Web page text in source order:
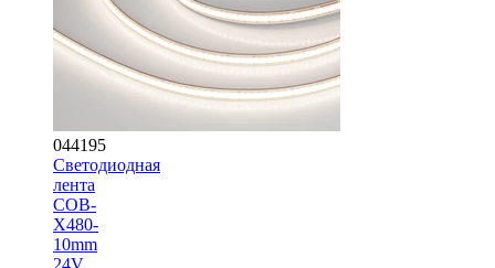
044195
Светодиодная
лента
COB-
X480-
10mm
24V